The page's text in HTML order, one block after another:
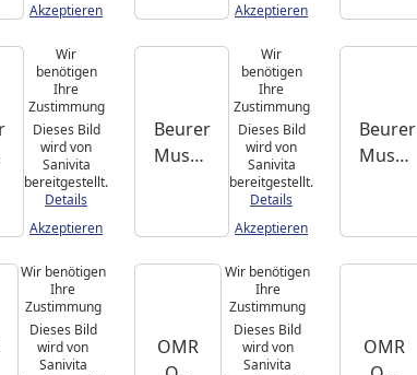
Akzeptieren
ssage
gerät
Akzeptieren
TENS-
Gerät
Wir
benötigen
Ihre
Zustimmung
Dieses Bild
wird von
Sanivita
bereitgestellt.
Details
Akzeptieren
Beurer
Muske
Gerät
MG
ge
Gun
Wir
benötigen
Ihre
Zustimmung
Dieses Bild
wird von
Sanivita
bereitgestellt.
Details
Akzeptieren
Beurer
Muske
Gerät
MG
ge
Gun
Wir benötigen
Ihre
Zustimmung
Dieses Bild
wird von
Sanivita
OMR
Wir benötigen
Ihre
Zustimmung
Dieses Bild
wird von
Sanivita
OMR